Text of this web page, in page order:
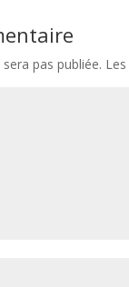
pas publiée.